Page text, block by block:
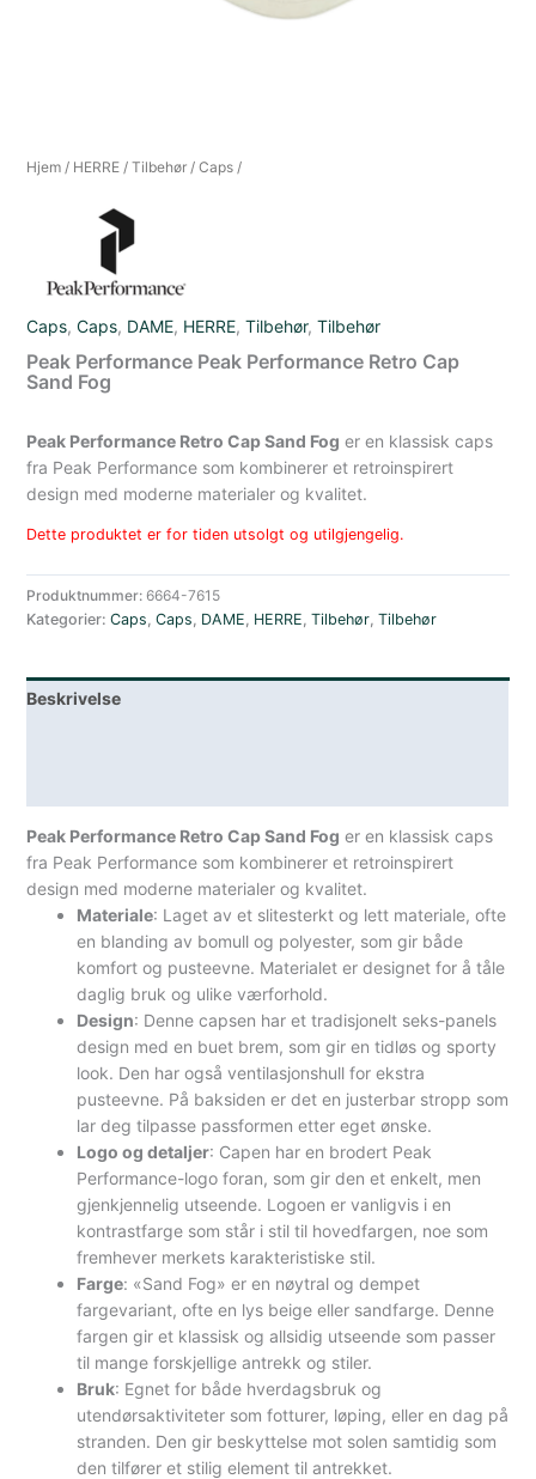
Hjem / HERRE /Tilbehør /Caps /
Caps,Caps, DAME, HERRE,Tilbehør,Tilbehør
Peak Performance Peak Performance Retro Cap
Sand Fog
Peak Performance Retro Cap Sand Fog er en klassisk caps
fra Peak Performance som kombinerer et retroinspirert
design med moderne materialer og kvalitet.
Dette produktet er for tiden utsolgt og utilgjengelig.
Produktnummer: 6664-7615
Kategorier:Caps ,Caps DAME HERRE ,Tilbehør ,Tilbehør
Beskrivelse
Peak Performance Retro Cap Sand Fog er en klassisk caps
fra Peak Performance som kombinerer et retroinspirert
design med moderne materialer og kvalitet.
Materiale: Laget av et slitesterkt og lett materiale, ofte
en blanding av bomull og polyester, som gir både
komfort og pusteevne. Materialet er designet for å tåle
daglig bruk og ulike værforhold.
Design: Denne capsen har et tradisjonelt seks-panels
design med en buet brem, som gir en tidløs og sporty
look. Den har også ventilasjonshull for ekstra
pusteevne. På baksiden er det en justerbar stropp som
lar deg tilpasse passformen etter eget ønske.
Logo og detaljer: Capen har en brodert Peak
Performance-logo foran, som gir den et enkelt, men
gjenkjennelig utseende. Logoen er vanligvis i en
kontrastfarge som står i stil til hovedfargen, noe som
fremhever merkets karakteristiske stil.
Farge: «Sand Fog» er en nøytral og dempet
fargevariant, ofte en lys beige eller sandfarge. Denne
fargen gir et klassisk og allsidig utseende som passer
til mange forskjellige antrekk og stiler.
Bruk: Egnet for både hverdagsbruk og
utendørsaktiviteter som fotturer, løping, eller en dag på
stranden. Den gir beskyttelse mot solen samtidig som
den tilfører et stilig element til antrekket.